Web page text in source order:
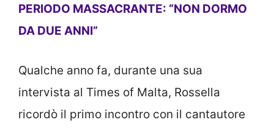
PERIODO MASSACRANTE: “NON DORMO
DA DUE ANNI”
Qualche anno fa, durante una sua
intervista al Times of Malta, Rossella
ricordò il primo incontro con il cantautore